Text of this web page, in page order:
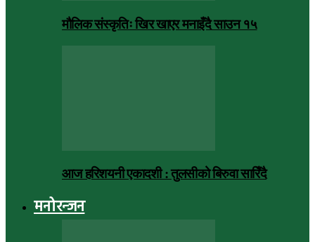
मौलिक संस्कृतिः खिर खाएर मनाइँदै साउन १५
आज हरिशयनी एकादशी : तुलसीको बिरुवा सारिँदै
मनोरन्जन